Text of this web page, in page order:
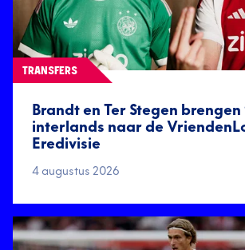
Brandt en Ter Stegen brengen
interlands naar de
Eredivisie
TRANSFERS
4 augustus 2026